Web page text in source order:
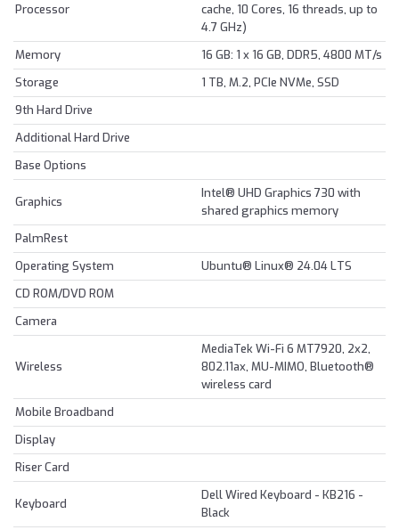
Processor
cache, 10 Cores, 16 threads, up to
4.7 GHz)
Memory
16 GB: 1 x 16 GB, DDR5, 4800 MT/s
Storage
1 TB, M.2, PCIe NVMe, SSD
9th Hard Drive
Additional Hard Drive
Base Options
Graphics
Intel® UHD Graphics 730 with
shared graphics memory
PalmRest
Operating System
Ubuntu® Linux® 24.04 LTS
CD ROM/DVD ROM
Camera
Wireless
MediaTek Wi-Fi 6 MT7920, 2x2,
802.11ax, MU-MIMO, Bluetooth®
wireless card
Mobile Broadband
Display
Riser Card
Keyboard
Dell Wired Keyboard - KB216 -
Black